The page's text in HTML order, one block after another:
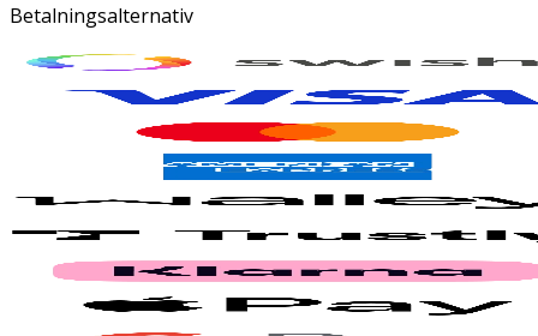
Betalningsalternativ